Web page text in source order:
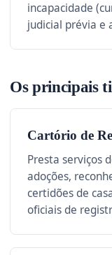
incapacidade
judicial prévia e
Os principais
Cartório de
Presta serviços
adoções,
certidões de
oficiais de